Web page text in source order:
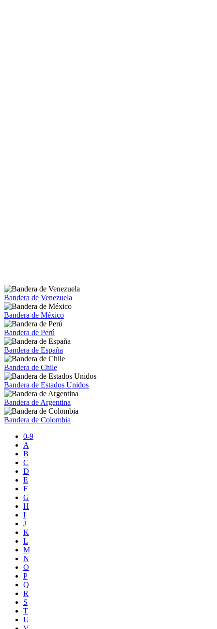
Bandera de Venezuela
Bandera de México
Bandera de Perú
Bandera de España
Bandera de Chile
Bandera de Estados Unidos
Bandera de Argentina
Bandera de Colombia
0-9
A
B
C
D
E
F
G
H
I
J
K
L
M
N
O
P
Q
R
S
T
U